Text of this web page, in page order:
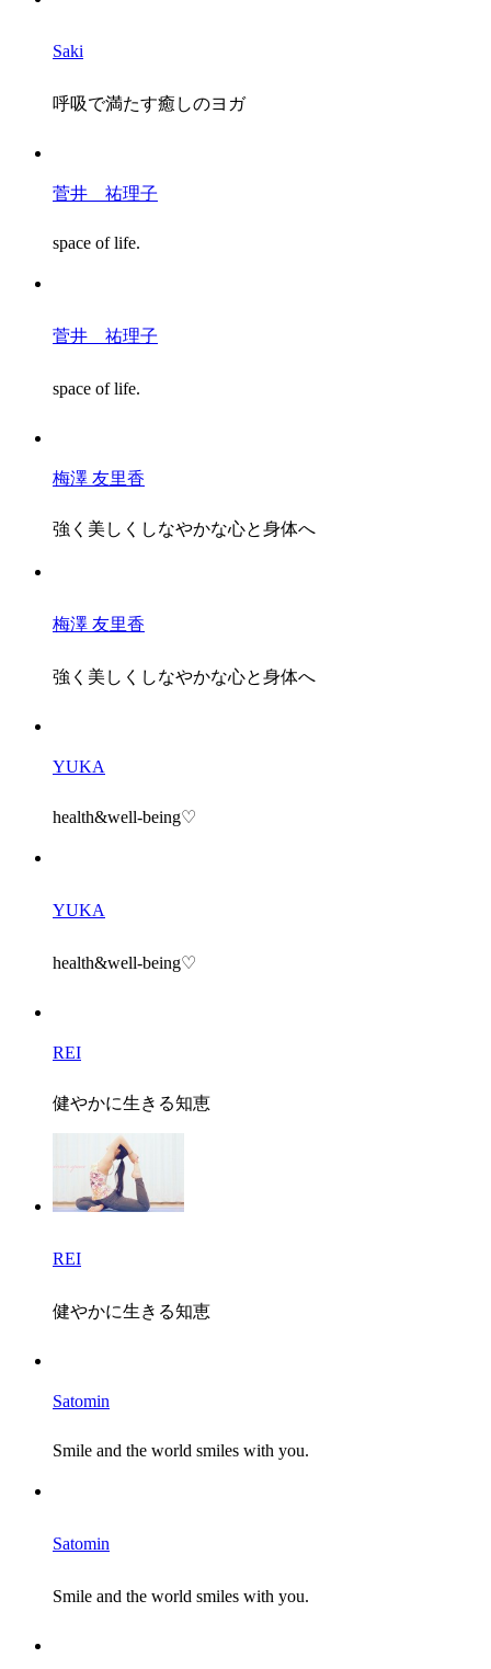
Saki
呼吸で満たす癒しのヨガ
菅井 祐理子
space of life.
菅井 祐理子
space of life.
梅澤 友里香
強く美しくしなやかな心と身体へ
梅澤 友里香
強く美しくしなやかな心と身体へ
YUKA
health&well-being♡
YUKA
health&well-being♡
REI
健やかに生きる知恵
REI
健やかに生きる知恵
Satomin
Smile and the world smiles with you.
Satomin
Smile and the world smiles with you.